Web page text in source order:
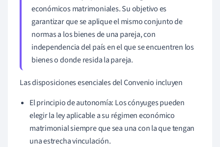
económicos matrimoniales. Su objetivo es
garantizar que se aplique el mismo conjunto de
normas a los bienes de una pareja, con
independencia del país en el que se encuentren los
bienes o donde resida la pareja.
Las disposiciones esenciales del Convenio incluyen
El principio de autonomía: Los cónyuges pueden
elegir la ley aplicable a su régimen económico
matrimonial siempre que sea una con la que tengan
una estrecha vinculación.